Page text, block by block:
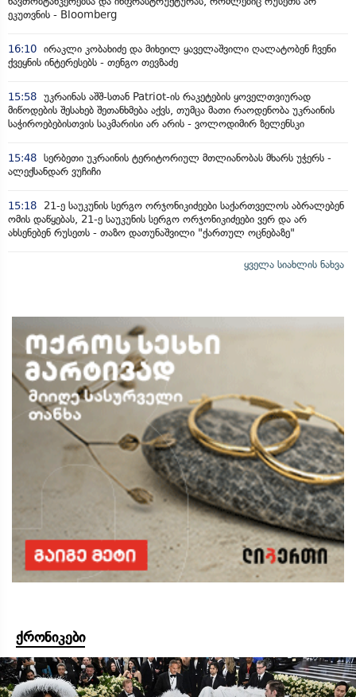
ეკუთვნის - Bloomberg
16:10 ირაკლი კობახიძე და მიხეილ ყაველაშვილი ღალატობენ ჩვენი
ქვეყნის ინტერესებს - თენგო თევზაძე
15:58 უკრაინას აშშ-სთან Patriot-ის რაკეტების ყოველთვიურად
მიწოდების შესახებ შეთანხმება აქვს, თუმცა მათი რაოდენობა უკრაინის
საჭიროებებისთვის საკმარისი არ არის - ვოლოდიმირ ზელენსკი
15:48 სერბეთი უკრაინის ტერიტორიულ მთლიანობას მხარს უჭერს -
ალექსანდარ ვუჩიჩი
15:18
21-ე საუკუნის სერგო ორჯონიკიძეები საქართველოს აბრალებენ
ომის დაწყებას, 21-ე საუკუნის სერგო ორჯონიკიძეები ვერ და არ
ახსენებენ რუსეთს - თაზო დათუნაშვილი "ქართულ ოცნებაზე"
ყველა სიახლის ნახვა
ქრონიკები